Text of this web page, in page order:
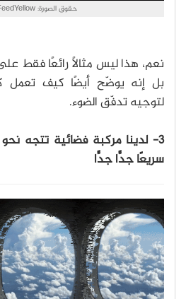
حقوق الصورة: BuzzFeedYellow
نعم، هذا ليس مثالًا رائعًا فقط
بل إنه يوضّح أيضًا كيف تعمل
لتوجيه تدفّق الضوء.
3- لدينا مركبة فضائية تتجه
سريعًا جدًّا جدًّا